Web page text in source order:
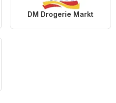
DM Drogerie Markt